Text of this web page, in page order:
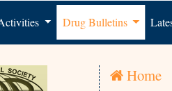
Drug Bulletins
Home